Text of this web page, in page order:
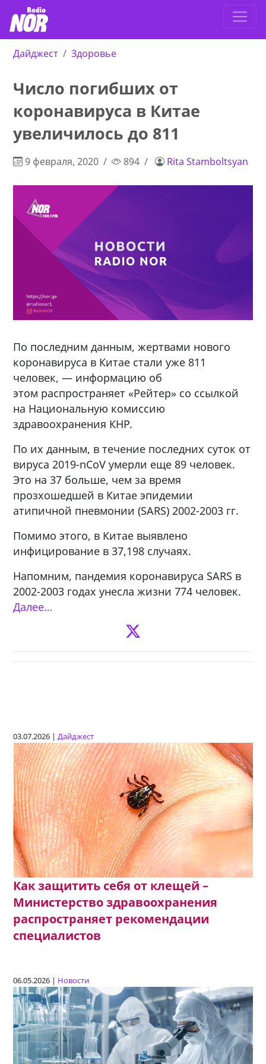
Дайджест Здоровье
Число погибших от
коронавируса в Китае
увеличилось до 811
9 февраля, 2020 894 Rita Stamboltsyan
По последним данным, жертвами нового
коронавируса в Китае стали уже 811
человек, — информацию об
этом распространяет «Рейтер» со ссылкой
на Национальную комиссию
здравоохранения КНР.
По их данным, в течение последних суток от
вируса 2019-nCoV умерли еще 89 человек.
Это на 37 больше, чем за время
прозхошедшей в Китае эпидемии
атипичной пневмонии (SARS) 2002-2003 гг.
Помимо этого, в Китае выявлено
инфицирование в 37,198 случаях.
Напомним, пандемия коронавируса SARS в
2002-2003 годах унесла жизни 774 человек.
Далее…
03.07.2026 |Дайджест
Как защитить себя от клещей –
Министерство здравоохранения
распространяет рекомендации
специалистов
06.05.2026 | Новости